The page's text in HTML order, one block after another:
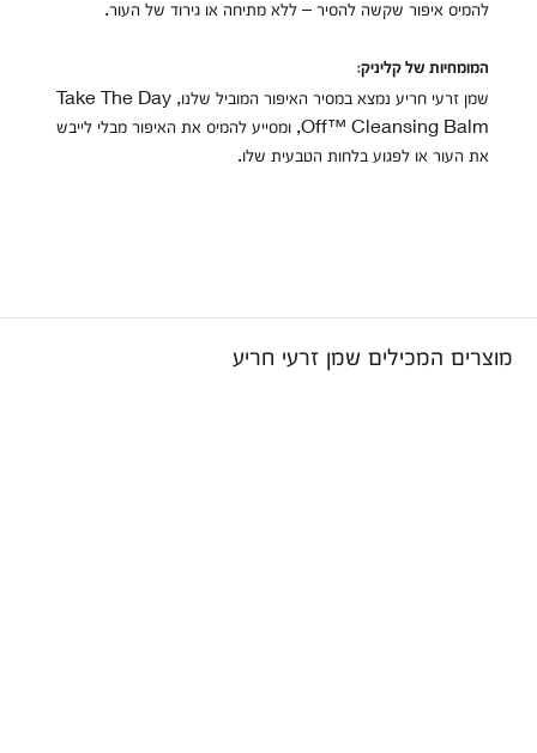
להמיס איפור שקשה להסיר – ללא מתיחה או גירוד של העור.
המומחיות של קליניק:
שמן זרעי חריע נמצא במסיר האיפור המוביל שלנו, Take The Day
Off™ Cleansing Balm, ומסייע להמיס את האיפור מבלי לייבש
את העור או לפגוע בלחות הטבעית שלו.
מוצרים המכילים שמן זרעי חריע